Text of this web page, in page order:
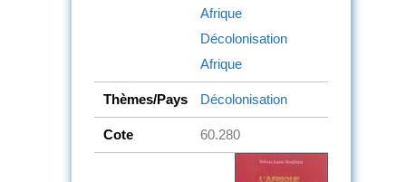
Afrique
Décolonisation
Afrique
Thèmes/Pays Décolonisation
Cote 60.280